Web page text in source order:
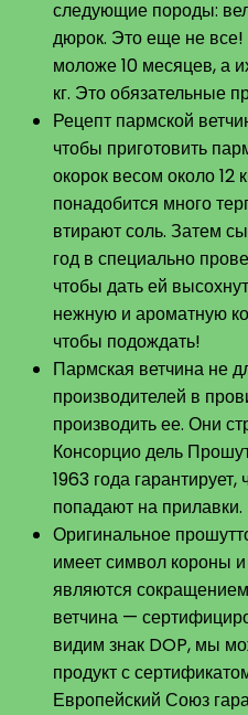
следующие породы:
дюрок. Это еще не
моложе 10 месяцев, а
кг. Это обязательные
Рецепт пармской
чтобы приготовить
окорок весом около 12
понадобится много
втирают соль. Затем
год в специально
чтобы дать ей
нежную и ароматную
чтобы подождать!
Пармская ветчина не
производителей в
производить ее. Они
Консорцио дель
1963 года
попадают на прилавки.
Оригинальное
имеет символ короны
являются
ветчина —
видим знак DOP, мы
продукт с
Европейский Союз